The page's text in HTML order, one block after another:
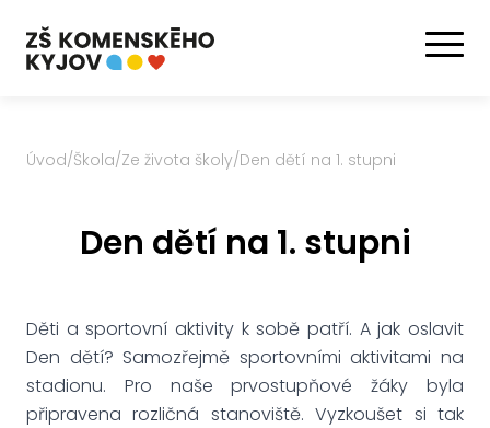
Úvod/Škola/Ze života školy/Den dětí na 1. stupni
Den dětí na 1. stupni
Děti a sportovní aktivity k sobě patří. A jak oslavit
Den dětí? Samozřejmě sportovními aktivitami na
stadionu. Pro naše prvostupňové žáky byla
připravena rozličná stanoviště. Vyzkoušet si tak